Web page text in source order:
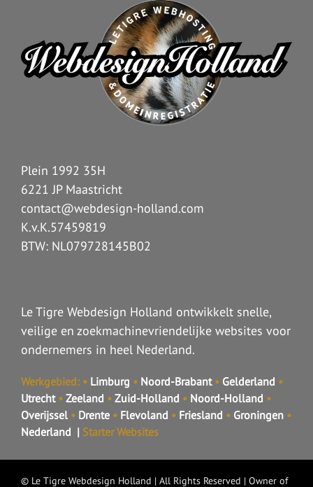
Plein 1992 35H
6221 JP Maastricht
contact@webdesign-holland.com
K.v.K.57459819
BTW: NL079728145B02
Le Tigre Webdesign Holland ontwikkelt snelle,
veilige en zoekmachinevriendelijke websites voor
ondernemers in heel Nederland.
Werkgebied: • Limburg •Noord-Brabant •Gelderland •
Utrecht •Zeeland •Zuid-Holland •Noord-Holland •
Overijssel •Drente •Flevoland •Friesland •Groningen •
Nederland | Starter Websites
© Le Tigre Webdesign Holland | All Rights Reserved | Owner of